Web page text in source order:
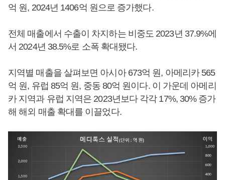
억 원, 2024년 1406억 원으로 증가했다.
전체 매출에서 수출이 차지하는 비중도 2023년 37.9%에
서 2024년 38.5%로 소폭 확대됐다.
지역별 매출을 살펴보면 아시아 673억 원, 아메리카 565
억 원, 유럽 85억 원, 중동 80억 원이다. 이 가운데 아메리
카 지역과 유럽 지역은 2023년보다 각각 17%, 30% 증가
해 해외 매출 확대를 이끌었다.